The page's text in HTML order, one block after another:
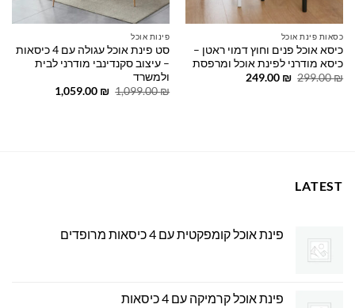
כסאות פינת אוכל
כיסא אוכל פנים וחוץ דמוי ראטן –
כיסא מודרני לפינת אוכל ומרפסת
299.00₪
המחיר
249.00 ₪
המחיר
פינות אוכל
סט פינת אוכל עגולה עם 4 כיסאות
– עיצוב סקנדינבי מודרני לבית
ולמשרד
1,099.00₪
המחיר
1,059.00 ₪
המחיר
LATEST
פינת אוכל קומפקטית עם 4 כיסאות מרופדים
פינת אוכל קרמיקה עם 4 כיסאות